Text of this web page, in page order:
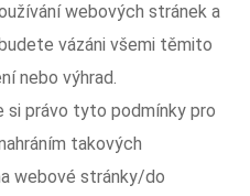
webových stránek a
vázáni všemi těmito
nebo výhrad.
si právo tyto podmínky pro
takových
webové stránky/do